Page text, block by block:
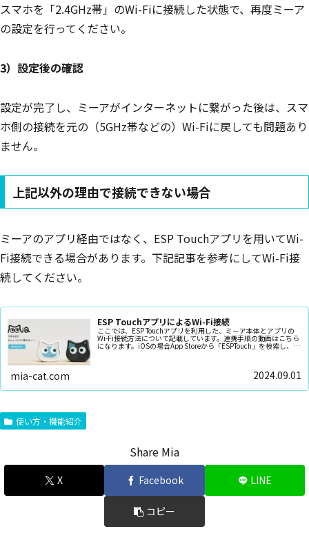
スマホを「2.4GHz帯」のWi-Fiに接続した状態で、再度ミーア
の設定を行ってください。
3）設定後の確認
設定が完了し、ミーアがインターネットに繋がった後は、スマ
ホ側の接続を元の（5GHz帯などの）Wi-Fiに戻しても問題あり
ません。
上記以外の理由で接続できない場合
ミーアのアプリ経由ではなく、ESP Touchアプリを用いてWi-
Fi接続できる場合があります。下記記事を参考にしてWi-Fi接
続してください。
ESP TouchアプリによるWi-Fi接続
ここでは、ESP Touchアプリを利用した、ミーア本体とアプリの
Wi-Fi接続方法について記載しています。連携手順の動画はこちら
になります。iOSの場合App Storeから「ESPTouch」を検索し、ア
プリをダウンロードしてインストー...
mia-cat.com 2024.09.01
使い方・機能紹介
Share Mia
X Facebook LINE
コピー